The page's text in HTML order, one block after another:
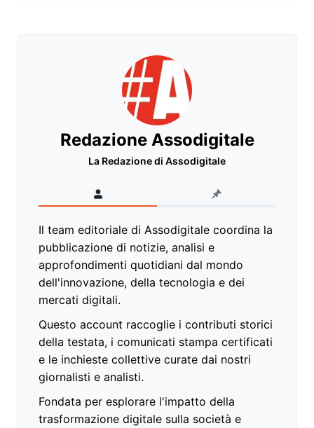
Redazione Assodigitale
La Redazione di Assodigitale
Il team editoriale di Assodigitale coordina la
pubblicazione di notizie, analisi e
approfondimenti quotidiani dal mondo
dell'innovazione, della tecnologia e dei
mercati digitali.
Questo account raccoglie i contributi storici
della testata, i comunicati stampa certificati
e le inchieste collettive curate dai nostri
giornalisti e analisti.
Fondata per esplorare l'impatto della
trasformazione digitale sulla società e